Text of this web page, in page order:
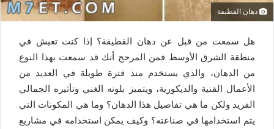
دهان القطيفة
هل سمعت من قبل عن دهان القطيفة؟ إذا كنت تعيش في
منطقة الشرق الأوسط فمن المرجح أنك قد سمعت بهذا النوع
من الدهان، والذي يستخدم منذ فترة طويلة في العديد من
الأعمال الفنية والديكورية، ويتميز بلونه الغني وتأثيره الجمالي
الفريد ولكن ما هي تفاصيل هذا الدهان؟ وما هي المكونات التي
يتم استخدامها في صناعته؟ وكيف يمكن استخدامه في مشاريع